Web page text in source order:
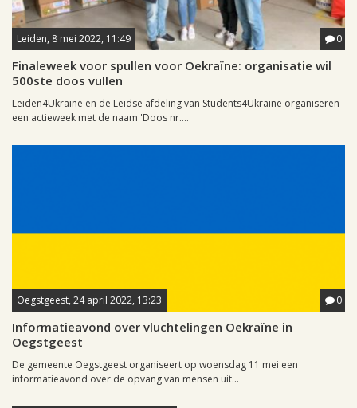
Leiden, 8 mei 2022, 11:49 0
Finaleweek voor spullen voor Oekraïne: organisatie wil
500ste doos vullen
Leiden4Ukraine en de Leidse afdeling van Students4Ukraine organiseren
een actieweek met de naam 'Doos nr....
Oegstgeest, 24 april 2022, 13:23 0
Informatieavond over vluchtelingen Oekraïne in
Oegstgeest
De gemeente Oegstgeest organiseert op woensdag 11 mei een
informatieavond over de opvang van mensen uit...